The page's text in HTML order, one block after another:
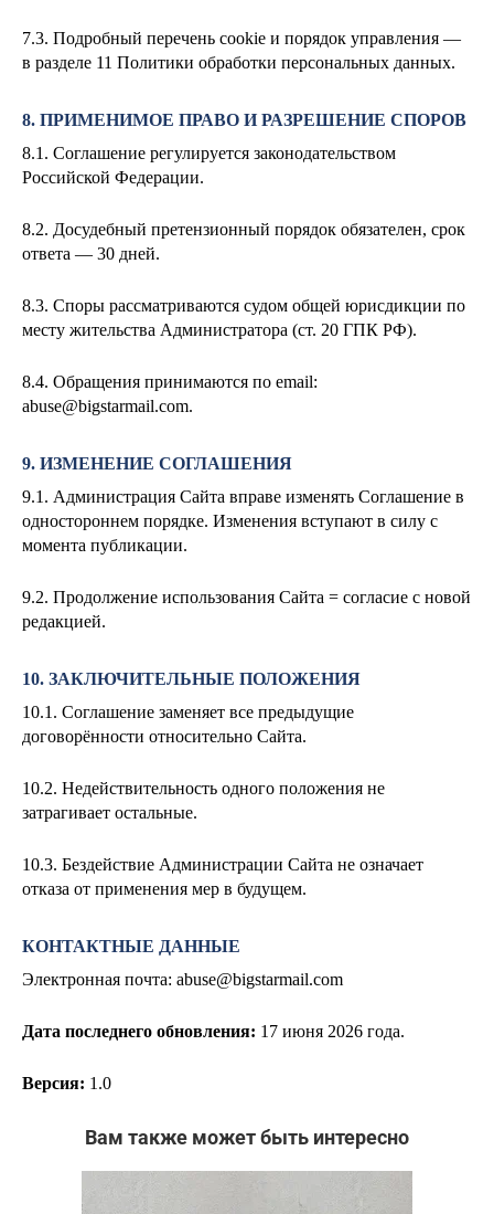
7.3. Подробный перечень cookie и порядок управления —
в разделе 11 Политики обработки персональных данных.
8. ПРИМЕНИМОЕ ПРАВО И РАЗРЕШЕНИЕ СПОРОВ
8.1. Соглашение регулируется законодательством
Российской Федерации.
8.2. Досудебный претензионный порядок обязателен, срок
ответа — 30 дней.
8.3. Споры рассматриваются судом общей юрисдикции по
месту жительства Администратора (ст. 20 ГПК РФ).
8.4. Обращения принимаются по email:
abuse@bigstarmail.com.
9. ИЗМЕНЕНИЕ СОГЛАШЕНИЯ
9.1. Администрация Сайта вправе изменять Соглашение в
одностороннем порядке. Изменения вступают в силу с
момента публикации.
9.2. Продолжение использования Сайта = согласие с новой
редакцией.
10. ЗАКЛЮЧИТЕЛЬНЫЕ ПОЛОЖЕНИЯ
10.1. Соглашение заменяет все предыдущие
договорённости относительно Сайта.
10.2. Недействительность одного положения не
затрагивает остальные.
10.3. Бездействие Администрации Сайта не означает
отказа от применения мер в будущем.
КОНТАКТНЫЕ ДАННЫЕ
Электронная почта: abuse@bigstarmail.com
Дата последнего обновления: 17 июня 2026 года.
Версия: 1.0
Вам также может быть интересно